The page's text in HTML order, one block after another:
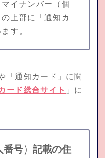
イナンバー（個
上部に「通知カ
す。
「通知カード」に関
ード総合サイト 」に
番号）記載の住